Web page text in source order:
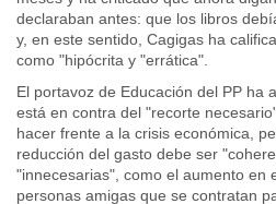
declaraban antes: que los libros
y, en este sentido, Cagigas ha
como "hipócrita y "errática".
El portavoz de Educación del PP ha
está en contra del "recorte
hacer frente a la crisis económica,
reducción del gasto debe ser
"innecesarias", como el aumento en
personas amigas que se contratan